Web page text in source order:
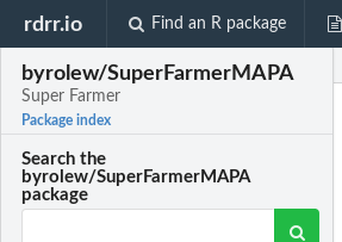
rdrr.io Find an R package
byrolew/SuperFarmerMAPA
Super Farmer
Package index
Search the
byrolew/SuperFarmerMAPA
package